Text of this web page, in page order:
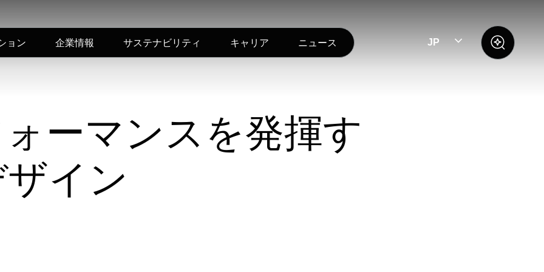
ョン 企業情報 サステナビリティ キャリア ニュース JP
ーマンスを発揮す
イン